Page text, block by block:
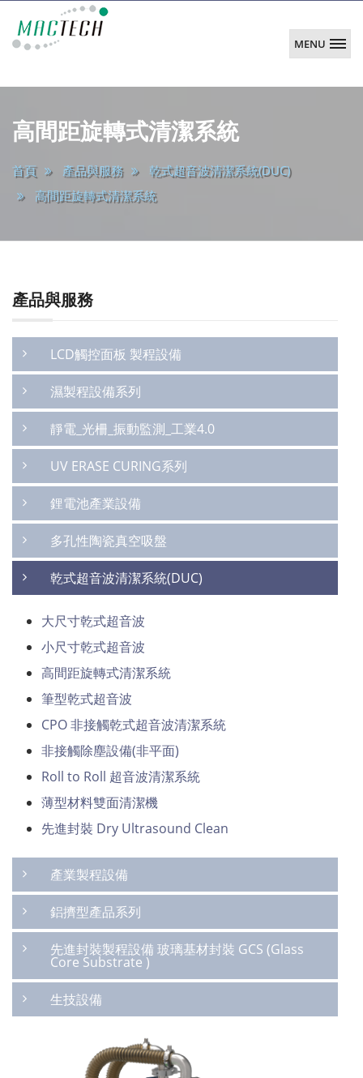
陽
技
MENU
main
高間距旋轉式清潔系統
首頁 產品與服務
乾式超音波清潔系統(DUC)
高間距旋轉式清潔系統
產品與服務
LCD觸控面板 製程設備
濕製程設備系列
靜電_光柵_振動監測_工業4.0
UV ERASE CURING系列
鋰電池產業設備
多孔性陶瓷真空吸盤
乾式超音波清潔系統(DUC)
大尺寸乾式超音波
小尺寸乾式超音波
高間距旋轉式清潔系統
筆型乾式超音波
CPO 非接觸乾式超音波清潔系統
非接觸除塵設備(非平面)
Roll to Roll 超音波清潔系統
薄型材料雙面清潔機
先進封裝 Dry Ultrasound Clean
產業製程設備
鋁擠型產品系列
先進封裝製程設備 玻璃基材封裝 GCS (Glass
Core Substrate )
生技設備